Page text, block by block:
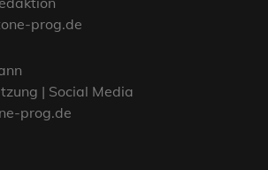
prog.de
| Social Media
prog.de